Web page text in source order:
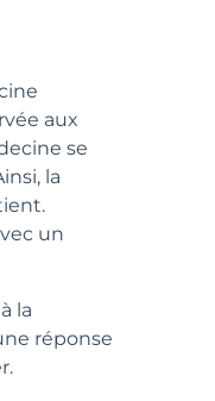
aux
se
la
un
la
réponse